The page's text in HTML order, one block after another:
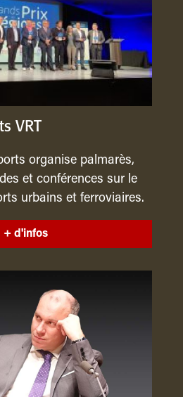
VRT
organise palmarès,
et conférences sur le
urbains et ferroviaires.
+ d'infos